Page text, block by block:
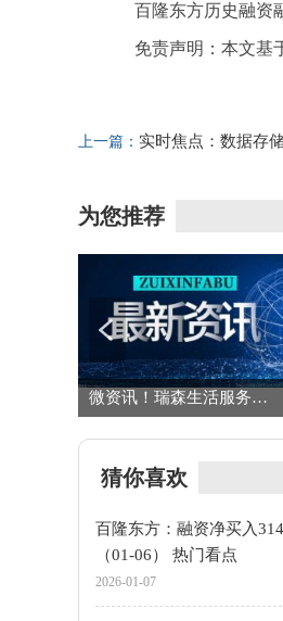
百隆东方历史融资
免责声明：本文基
上一篇： 实时焦点：数据存
为您推荐
微资讯！瑞森生活服务：股票继续暂停买卖
猜你喜欢
百隆东方：融资净买入
（01-06） 热门看点
2026-01-07